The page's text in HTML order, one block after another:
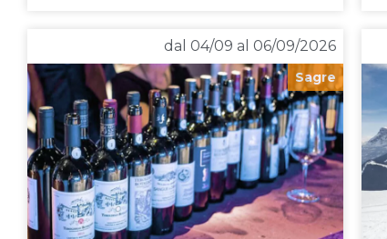
dal 04/09 al 06/09/2026
Sagre